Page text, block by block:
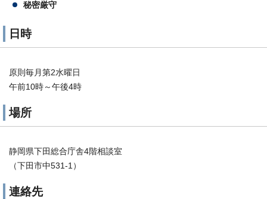
秘密厳守
日時
原則毎月第2水曜日
午前10時～午後4時
場所
静岡県下田総合庁舎4階相談室
（下田市中531-1）
連絡先